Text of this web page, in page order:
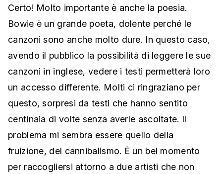
Certo! Molto importante è anche la poesia.
Bowie è un grande poeta, dolente perché le
canzoni sono anche molto dure. In questo caso,
avendo il pubblico la possibilità di leggere le sue
canzoni in inglese, vedere i testi permetterà loro
un accesso differente. Molti ci ringraziano per
questo, sorpresi da testi che hanno sentito
centinaia di volte senza averle ascoltate. Il
problema mi sembra essere quello della
fruizione, del cannibalismo. È un bel momento
per raccogliersi attorno a due artisti che non